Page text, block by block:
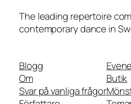
The leading repertoire
contemporary dance in
Blogg
Om
Svar på vanliga frågor
Butik